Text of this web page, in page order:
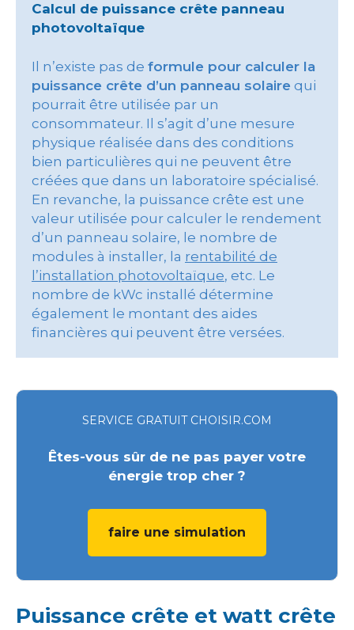
Calcul de puissance crête panneau
photovoltaïque
Il n’existe pas de formule pour calculer la
puissance crête d’un panneau solaire qui
pourrait être utilisée par un
consommateur. Il s’agit d’une mesure
physique réalisée dans des conditions
bien particulières qui ne peuvent être
créées que dans un laboratoire spécialisé.
En revanche, la puissance crête est une
valeur utilisée pour calculer le rendement
d’un panneau solaire, le nombre de
modules à installer, la rentabilité de
l’installation photovoltaïque, etc. Le
nombre de kWc installé détermine
également le montant des aides
financières qui peuvent être versées.
SERVICE GRATUIT CHOISIR.COM
Êtes-vous sûr de ne pas payer votre
énergie trop cher ?
faire une simulation
Puissance crête et watt crête